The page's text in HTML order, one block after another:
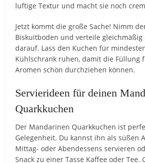
luftige Textur und macht sie noch
Jetzt kommt die große Sache! Nimm
Biskuitboden und verteile
darauf. Lass den Kuchen für
Kühlschrank ruhen, damit die Füllung
Aromen schön durchziehen können.
Servierideen für deinen
Quarkkuchen
Der Mandarinen Quarkkuchen ist
Gelegenheit. Du kannst ihn als süßen
Mittag- oder Abendessens servieren
Snack zu einer Tasse Kaffee oder Tee.